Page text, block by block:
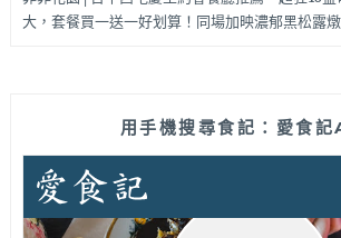
大，套餐買一送一好划算！同場加映濃郁黑松露
用手機搜尋食記：愛食記